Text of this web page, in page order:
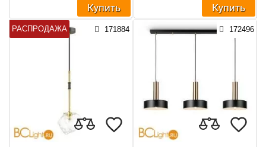
Купить Купить
РАСПРОДАЖА 171884 172496